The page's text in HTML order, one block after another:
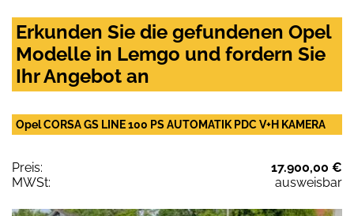
Erkunden Sie die gefundenen Opel
Modelle in Lemgo und fordern Sie
Ihr Angebot an
Opel CORSA GS LINE 100 PS AUTOMATIK PDC V+H KAMERA
Preis:
17.900,00 €
MWSt:
ausweisbar